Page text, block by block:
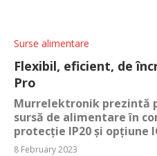
Surse alimentare
Flexibil, eficient, de
Pro
Murrelektronik prezintă
sursă de alimentare în
protecție IP20 și opțiune
8 February 2023